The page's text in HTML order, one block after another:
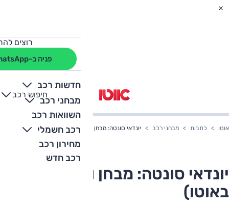
רוצים
פניה ב-WhatsApp
חדשות רכב
מבחני רכב
השוואות רכב
רכב חשמלי
מחירון רכב
רכב חדש
חיפוש רכב
+
-
אוטו כתבות מבחני רכב יונדאי סונטה: מבחן וידאו (אנשים באוטו)
יונדאי סונטה: מבחן וידאו (אנשים
באוטו)